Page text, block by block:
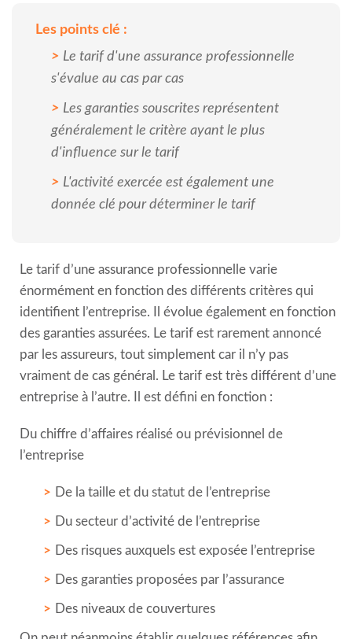
Les points clé :
Le tarif d'une assurance professionnelle
s'évalue au cas par cas
Les garanties souscrites représentent
généralement le critère ayant le plus
d'influence sur le tarif
L'activité exercée est également une
donnée clé pour déterminer le tarif
Le tarif d’une assurance professionnelle varie
énormément en fonction des différents critères qui
identifient l’entreprise. Il évolue également en fonction
des garanties assurées. Le tarif est rarement annoncé
par les assureurs, tout simplement car il n’y pas
vraiment de cas général. Le tarif est très différent d’une
entreprise à l’autre. Il est défini en fonction :
Du chiffre d’affaires réalisé ou prévisionnel de
l’entreprise
De la taille et du statut de l’entreprise
Du secteur d’activité de l’entreprise
Des risques auxquels est exposée l’entreprise
Des garanties proposées par l’assurance
Des niveaux de couvertures